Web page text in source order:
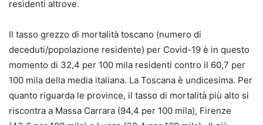
residenti altrove.
Il tasso grezzo di mortalità toscano (numero di
deceduti/popolazione residente) per Covid-19 è in questo
momento di 32,4 per 100 mila residenti contro il 60,7 per
100 mila della media italiana. La Toscana è undicesima. Per
quanto riguarda le province, il tasso di mortalità più alto si
riscontra a Massa Carrara (94,4 per 100 mila), Firenze